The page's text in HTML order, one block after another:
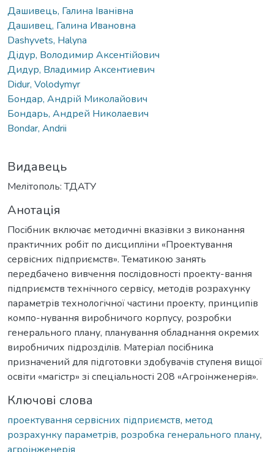
Дашивець, Галина Іванівна
Дашивец, Галина Ивановна
Dashyvets, Halyna
Дідур, Володимир Аксентійович
Дидур, Владимир Аксентиевич
Didur, Volodymyr
Бондар, Андрій Миколайович
Бондарь, Андрей Николаевич
Bondar, Andrii
Видавець
Мелітополь: ТДАТУ
Анотація
Посібник включає методичні вказівки з виконання
практичних робіт по дисципліни «Проектування
сервісних підприємств». Тематикою занять
передбачено вивчення послідовності проекту-вання
підприємств технічного сервісу, методів розрахунку
параметрів технологічної частини проекту, принципів
компо-нування виробничого корпусу, розробки
генерального плану, планування обладнання окремих
виробничих підрозділів. Матеріал посібника
призначений для підготовки здобувачів ступеня вищої
освіти «магістр» зі спеціальності 208 «Агроінженерія».
Ключові слова
проектування сервісних підприємств, метод
розрахунку параметрів, розробка генерального плану,